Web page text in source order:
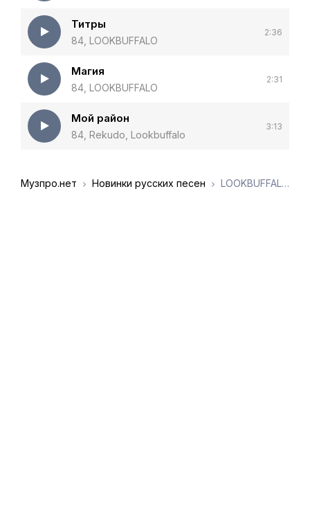
Титры
84, LOOKBUFFALO
2:36
Магия
84, LOOKBUFFALO
2:31
Мой район
84, Rekudo, Lookbuffalo
3:13
Музпро.нет Новинки русских песен LOOKBUFFALO - Сам по себе